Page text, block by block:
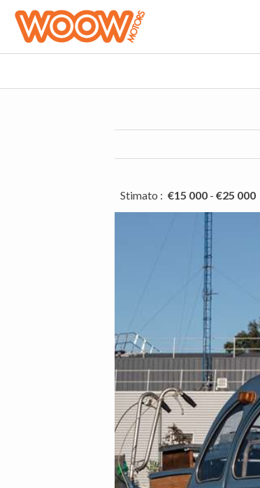
Stimato : €15 000 - €25 000